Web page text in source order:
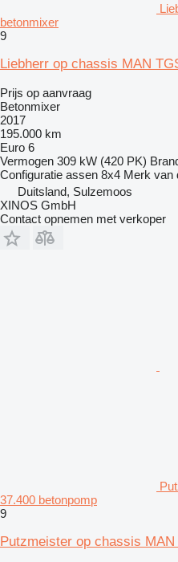
betonmixer
9
Liebherr op chassis MAN
Prijs op aanvraag
Betonmixer
2017
195.000 km
Euro 6
Vermogen 309 kW (420 PK)
Configuratie assen 8x4 Merk van
Duitsland, Sulzemoos
XINOS GmbH
Contact opnemen met verkoper
37.400 betonpomp
9
Putzmeister op chassis MAN